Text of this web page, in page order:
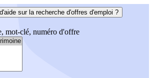
sur la recherche d'offres d'emploi ?
mot-clé, numéro d'offre